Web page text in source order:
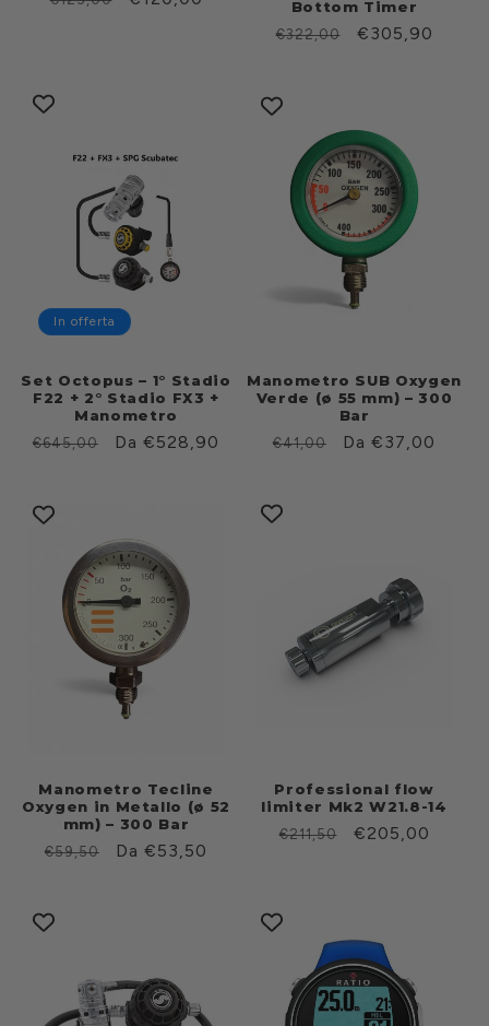
Bottom Timer
Prezzo
€322,00
Prezzo
€305,90
In offerta
Set Octopus – 1° Stadio
F22 + 2° Stadio FX3 +
Manometro
Prezzo
€645,00
Prezzo
Da €528,90
Manometro SUB Oxygen
Verde (ø 55 mm) – 300
Bar
Prezzo
€41,00
Prezzo
Da €37,00
Manometro Tecline
Oxygen in Metallo (ø 52
mm) – 300 Bar
Prezzo
€59,50
Prezzo
Da €53,50
Professional flow
limiter Mk2 W21.8-14
Prezzo
€211,50
Prezzo
€205,00